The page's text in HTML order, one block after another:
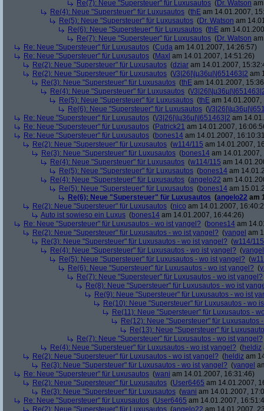
Re(7): Neue "Supersteuer" für Luxusautos (Dr. Watson
Re(4): Neue "Supersteuer" für Luxusautos (thE am 14.01.2007,
Re(5): Neue "Supersteuer" für Luxusautos (Dr. Watson am
Re(6): Neue "Supersteuer" für Luxusautos (thE am
Re(7): Neue "Supersteuer" für Luxusautos (Dr. Watson
Re: Neue "Supersteuer" für Luxusautos (Cuda am 14.01.2007, 14:26:57)
Re: Neue "Supersteuer" für Luxusautos (Maxl am 14.01.2007, 14:51:26)
Re(2): Neue "Supersteuer" für Luxusautos (dziar am 14.01.2007,
Re(2): Neue "Supersteuer" für Luxusautos (\/3|26|\|µ36µ|\|651463|2 am
Re(3): Neue "Supersteuer" für Luxusautos (thE am 14.01.2007,
Re(4): Neue "Supersteuer" für Luxusautos (\/
Re(5): Neue "Supersteuer" für Luxusautos (thE am 14.01.2007,
Re(6): Neue "Supersteuer" für Luxusautos (\/
Re: Neue "Supersteuer" für Luxusautos (\/3|26|\|µ36µ|\|651463|2 am
Re: Neue "Supersteuer" für Luxusautos (Patrick21 am 14.01.2007,
Re: Neue "Supersteuer" für Luxusautos (bones14 am 14.01.2007,
Re(2): Neue "Supersteuer" für Luxusautos (w114/115 am 14.01.2007,
Re(3): Neue "Supersteuer" für Luxusautos (bones14 am 14.01.2007,
Re(4): Neue "Supersteuer" für Luxusautos (w114/115 am
Re(5): Neue "Supersteuer" für Luxusautos (bones14 am
Re(4): Neue "Supersteuer" für Luxusautos (angelo22 am
Re(5): Neue "Supersteuer" für Luxusautos (bones14 am
Re(6): Neue "Supersteuer" für Luxusautos (angelo22 am
Re(2): Neue "Supersteuer" für Luxusautos (nico am 14.01.2007,
Auto ist sowieso ein Luxus (bones14 am 14.01.2007, 16:44:26)
Re: Neue "Supersteuer" für Luxusautos - wo ist yangel? (bones14 am
Re(2): Neue "Supersteuer" für Luxusautos - wo ist yangel? (yangel am
Re(3): Neue "Supersteuer" für Luxusautos - wo ist yangel? (w114/115
Re(4): Neue "Supersteuer" für Luxusautos - wo ist yangel? (yangel
Re(5): Neue "Supersteuer" für Luxusautos - wo ist yangel? (
Re(6): Neue "Supersteuer" für Luxusautos - wo ist yangel? (
Re(7): Neue "Supersteuer" für Luxusautos - wo ist yangel?
Re(8): Neue "Supersteuer" für Luxusautos - wo ist
Re(9): Neue "Supersteuer" für Luxusautos - wo ist
Re(10): Neue "Supersteuer" für Luxusautos - wo
Re(11): Neue "Supersteuer" für Luxusautos -
Re(12): Neue "Supersteuer" für Luxusautos
Re(13): Neue "Supersteuer" für
Re(7): Neue "Supersteuer" für Luxusautos - wo ist yangel?
Re(4): Neue "Supersteuer" für Luxusautos - wo ist yangel? (heldiz
Re(2): Neue "Supersteuer" für Luxusautos - wo ist yangel? (heldiz am
Re(3): Neue "Supersteuer" für Luxusautos - wo ist yangel? (yangel
Re: Neue "Supersteuer" für Luxusautos (wani am 14.01.2007, 16:31:46)
Re(2): Neue "Supersteuer" für Luxusautos (User6465 am 14.01.2007,
Re(3): Neue "Supersteuer" für Luxusautos (wani am 14.01.2007,
Re: Neue "Supersteuer" für Luxusautos (User6465 am 14.01.2007,
Re(2): Neue "Supersteuer" für Luxusautos (angelo22 am 14.01.2007,